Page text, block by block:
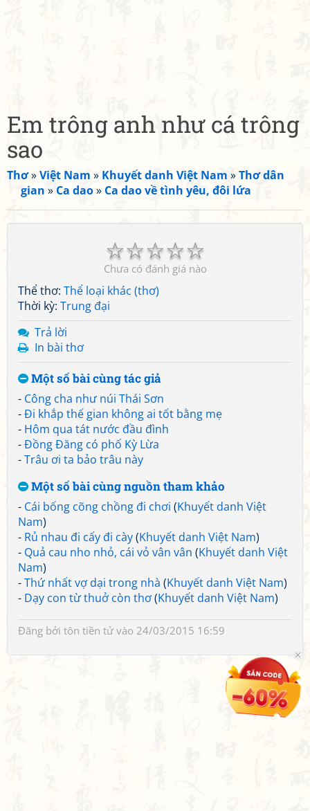
Em trông anh như cá trông
sao
Thơ»Việt Nam » Khuyết danh Việt Nam »Thơ dân
gian » Ca dao» Ca dao về tình yêu, đôi lứa
☆
☆
☆
☆
☆
Chưa có đánh giá nào
Thể thơ: Thể loại khác (thơ)
Thời kỳ: Trung đại
Trả lời
In bài thơ
Một số bài cùng tác giả
- Công cha như núi Thái Sơn
-Đi khắp thế gian không ai tốt bằng mẹ
- Hôm qua tát nước đầu đình
-Đồng Đăng có phố Kỳ Lừa
-Trâu ơi ta bảo trâu này
Một số bài cùng nguồn tham khảo
- Cái bống cõng chồng đi chơi (Khuyết danh Việt
Nam)
- Rủ nhau đi cấy đi cày(Khuyết danh Việt Nam)
- Quả cau nho nhỏ, cái vỏ vân vân (Khuyết danh Việt
Nam)
-Thứ nhất vợ dại trong nhà (Khuyết danh Việt Nam)
- Dạy con từ thuở còn thơ(Khuyết danh Việt Nam)
Đăng bởi tôn tiền tửvào 24/03/2015 16:59